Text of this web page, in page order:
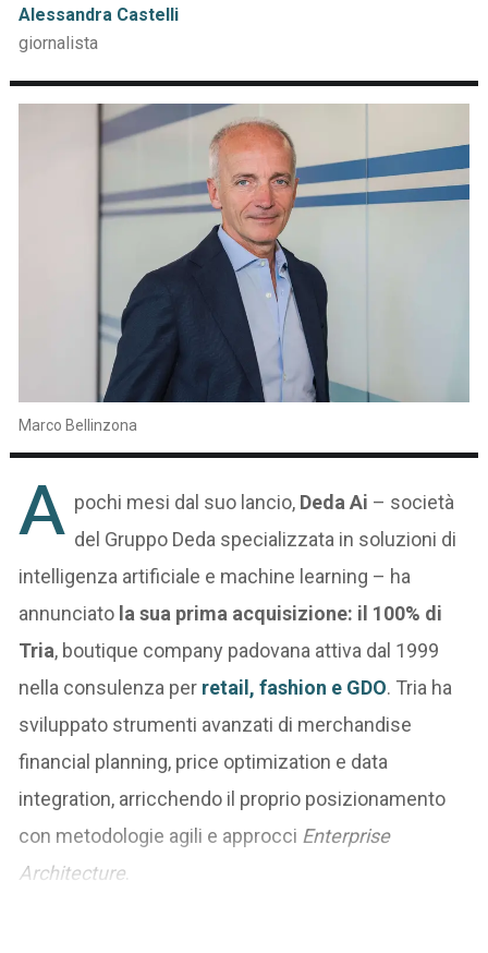
Alessandra Castelli
giornalista
Marco Bellinzona
A pochi mesi dal suo lancio, Deda Ai – società
del Gruppo Deda specializzata in soluzioni di
intelligenza artificiale e machine learning – ha
annunciato la sua prima acquisizione: il 100% di
Tria, boutique company padovana attiva dal 1999
nella consulenza per retail, fashion e GDO. Tria ha
sviluppato strumenti avanzati di merchandise
financial planning, price optimization e data
integration, arricchendo il proprio posizionamento
con metodologie agili e approcci Enterprise
Architecture.